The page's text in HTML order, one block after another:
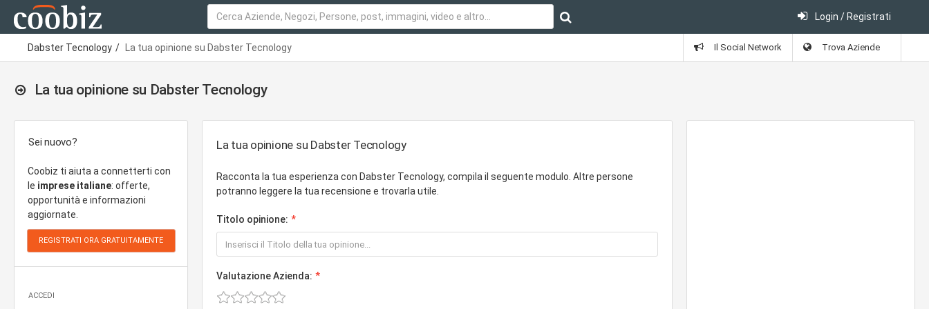
Login / Registrati
Dabster Tecnology La tua opinione su Dabster Tecnology Il Social Network Trova Aziende
La tua opinione su Dabster Tecnology
Sei nuovo?
Coobiz ti aiuta a connetterti con
le imprese italiane: offerte,
opportunità e informazioni
aggiornate.
ACCEDI
La tua opinione su Dabster Tecnology
Racconta la tua esperienza con Dabster Tecnology, compila il seguente modulo. Altre persone
potranno leggere la tua recensione e trovarla utile.
Titolo opinione:
Valutazione Azienda: